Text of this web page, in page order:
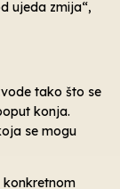
ujeda zmija“,
tako što se
konja.
se mogu